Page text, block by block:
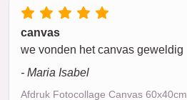
canvas
we vonden het canvas geweldig
- Maria Isabel
Afdruk Fotocollage Canvas 60x40cm